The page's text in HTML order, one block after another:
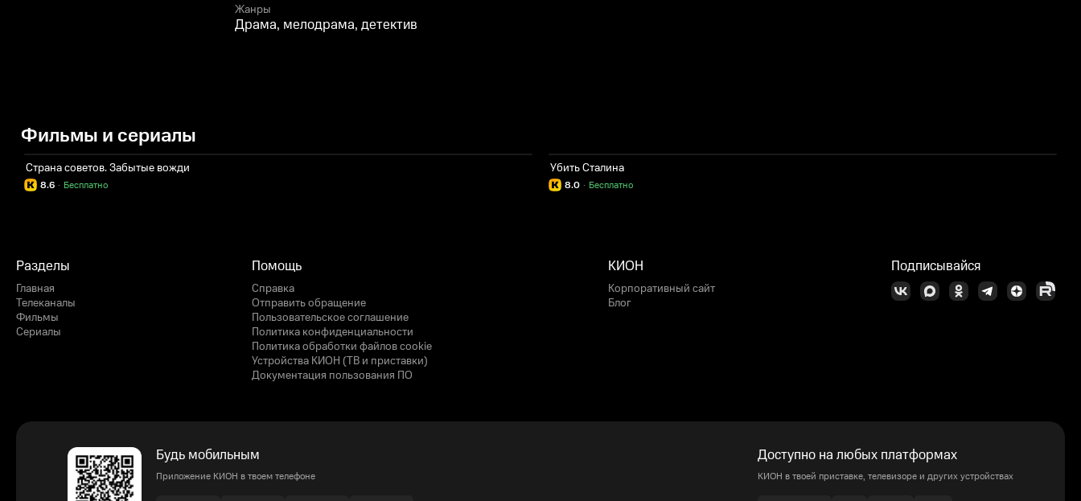
Жанры
Драма, мелодрама, детектив
Фильмы и сериалы
Страна советов. Забытые вожди
8.6 Бесплатно
·
Убить Сталина
8.0 Бесплатно
·
Разделы
Главная
Телеканалы
Фильмы
Сериалы
Помощь
Справка
Отправить обращение
Пользовательское соглашение
Политика конфиденциальности
Политика обработки файлов cookie
Устройства КИОН (ТВ и приставки)
Документация пользования ПО
КИОН
Корпоративный сайт
Блог
Подписывайся
Будь мобильным
Приложение КИОН в твоем телефоне
Доступно на любых платформах
КИОН в твоей приставке, телевизоре и других устройствах